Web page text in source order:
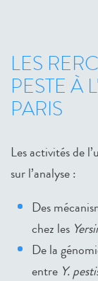
LES
PESTE À
PARIS
Les activités de
sur l’analyse :
Des
chez les
De la
entre Y.